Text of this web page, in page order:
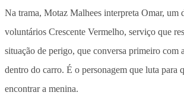
Na trama, Motaz Malhees interpreta Omar, um
voluntários Crescente Vermelho, serviço que
situação de perigo, que conversa primeiro com
dentro do carro. É o personagem que luta para
encontrar a menina.